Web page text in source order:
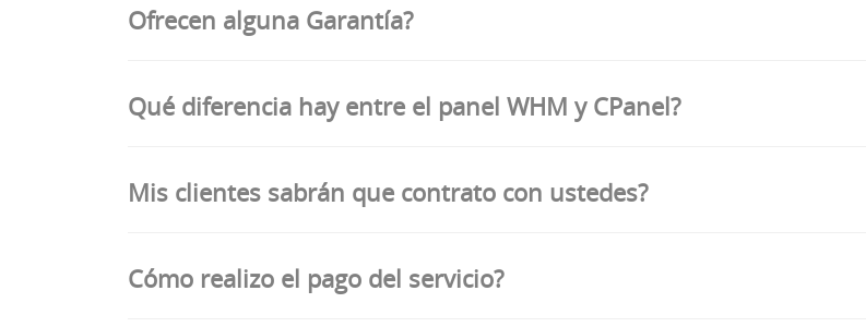
Ofrecen alguna Garantía?
Qué diferencia hay entre el panel WHM y CPanel?
Mis clientes sabrán que contrato con ustedes?
Cómo realizo el pago del servicio?